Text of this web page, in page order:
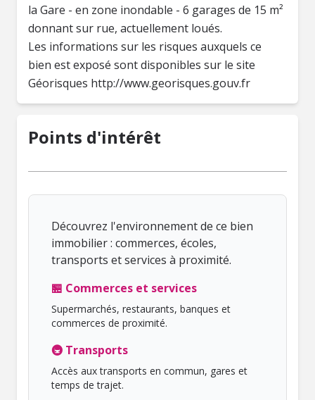
la Gare - en zone inondable - 6 garages de 15 m²
donnant sur rue, actuellement loués.
Les informations sur les risques auxquels ce
bien est exposé sont disponibles sur le site
Géorisques http://www.georisques.gouv.fr
Points d'intérêt
Découvrez l'environnement de ce bien
immobilier : commerces, écoles,
transports et services à proximité.
🏪 Commerces et services
Supermarchés, restaurants, banques et
commerces de proximité.
🚇 Transports
Accès aux transports en commun, gares et
temps de trajet.